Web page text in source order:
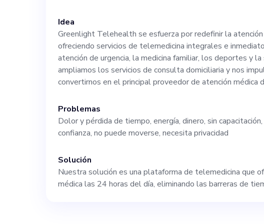
que esté
mercado de 114
mundo y 29 000
puesto implica
plataformas
colaboración con
planificación
Idea
Greenlight Telehealth se esfuerza por redefinir la
ofreciendo servicios de telemedicina integrales e
atención de urgencia, la medicina familiar, los deportes y
ampliamos los servicios de consulta domiciliaria y nos
convertirnos en el principal proveedor de atención médica
Problemas
Dolor y pérdida de tiempo, energía, dinero, sin capacitación,
confianza, no puede moverse, necesita privacidad
Solución
Nuestra solución es una plataforma de telemedicina que
médica las 24 horas del día, eliminando las barreras de